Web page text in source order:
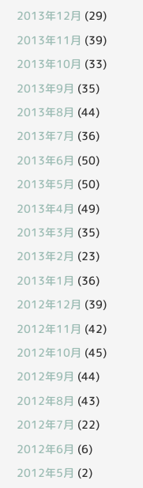
2013年12月 (29)
2013年11月 (39)
2013年10月 (33)
2013年9月 (35)
2013年8月 (44)
2013年7月 (36)
2013年6月 (50)
2013年5月 (50)
2013年4月 (49)
2013年3月 (35)
2013年2月 (23)
2013年1月 (36)
2012年12月 (39)
2012年11月 (42)
2012年10月 (45)
2012年9月 (44)
2012年8月 (43)
2012年7月 (22)
2012年6月 (6)
2012年5月 (2)